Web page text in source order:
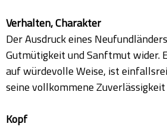
Verhalten, Charakter
Der Ausdruck eines
Gutmütigkeit und Sanftmut wider.
auf würdevolle Weise, ist
seine vollkommene Zuverlässigkeit
Kopf